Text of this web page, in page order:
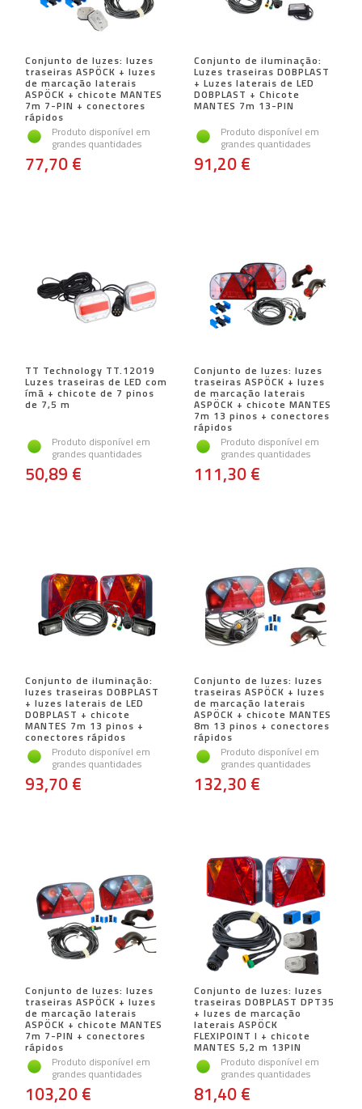
Conjunto de luzes: luzes
traseiras ASPÖCK + luzes
de marcação laterais
ASPÖCK + chicote MANTES
7m 7-PIN + conectores
rápidos
Produto disponível em
grandes quantidades
77,70 €
Conjunto de iluminação:
Luzes traseiras DOBPLAST
+ Luzes laterais de LED
DOBPLAST + Chicote
MANTES 7m 13-PIN
Produto disponível em
grandes quantidades
91,20 €
TT Technology TT.12019
Luzes traseiras de LED com
ímã + chicote de 7 pinos
de 7,5 m
Produto disponível em
grandes quantidades
50,89 €
Conjunto de luzes: luzes
traseiras ASPÖCK + luzes
de marcação laterais
ASPÖCK + chicote MANTES
7m 13 pinos + conectores
rápidos
Produto disponível em
grandes quantidades
111,30 €
Conjunto de iluminação:
luzes traseiras DOBPLAST
+ luzes laterais de LED
DOBPLAST + chicote
MANTES 7m 13 pinos +
conectores rápidos
Produto disponível em
grandes quantidades
93,70 €
Conjunto de luzes: luzes
traseiras ASPÖCK + luzes
de marcação laterais
ASPÖCK + chicote MANTES
8m 13 pinos + conectores
rápidos
Produto disponível em
grandes quantidades
132,30 €
Conjunto de luzes: luzes
traseiras ASPÖCK + luzes
de marcação laterais
ASPÖCK + chicote MANTES
7m 7-PIN + conectores
rápidos
Produto disponível em
grandes quantidades
103,20 €
Conjunto de luzes: luzes
traseiras DOBPLAST DPT35
+ luzes de marcação
laterais ASPÖCK
FLEXIPOINT I + chicote
MANTES 5,2 m 13PIN
Produto disponível em
grandes quantidades
81,40 €